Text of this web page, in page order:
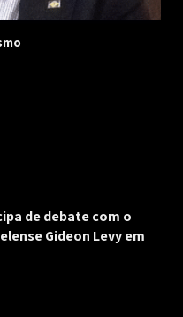
de debate com o
Gideon Levy em